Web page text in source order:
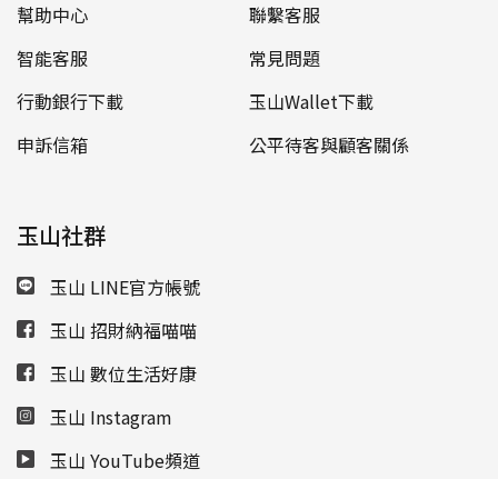
幫助中心
聯繫客服
智能客服
常見問題
行動銀行下載
玉山Wallet下載
申訴信箱
公平待客與顧客關係
玉山社群
玉山 LINE官方帳號
玉山 招財納福喵喵
玉山 數位生活好康
玉山 Instagram
玉山 YouTube頻道